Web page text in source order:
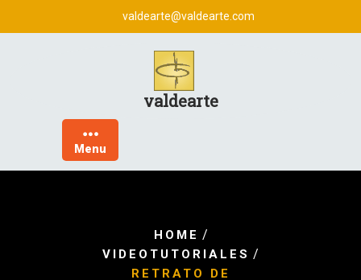
valdearte@valdearte.com
valdearte
Menu
HOME /
VIDEOTUTORIALES /
RETRATO DE